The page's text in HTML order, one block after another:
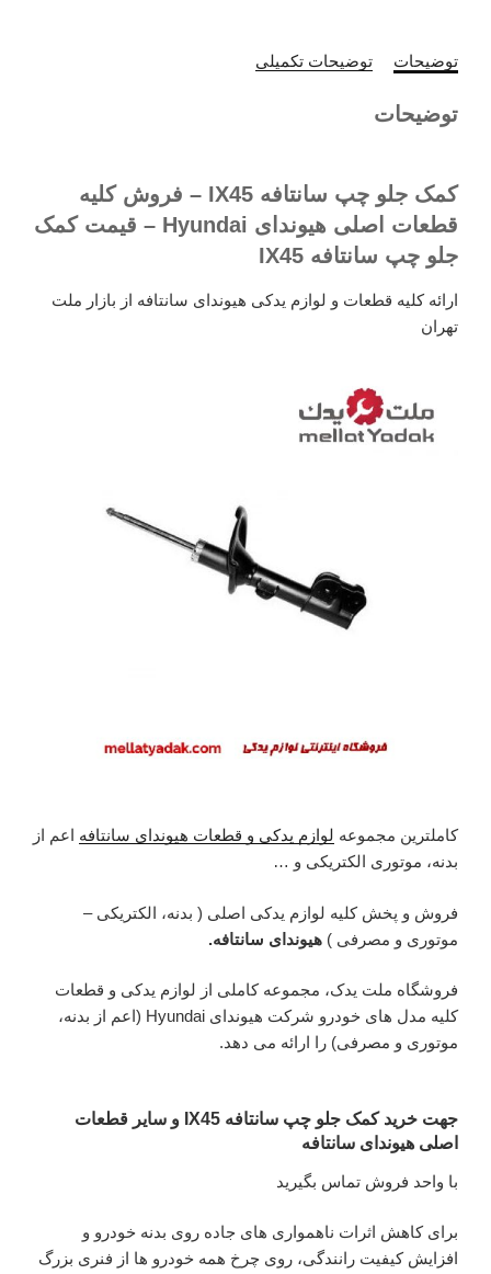
توضیحات توضیحات تکمیلی
توضیحات
کمک جلو چپ سانتافه IX45 – فروش کلیه
قطعات اصلی هیوندای Hyundai – قیمت کمک
جلو چپ سانتافه IX45
ارائه کلیه قطعات و لوازم یدکی هیوندای سانتافه از بازار ملت
تهران
کاملترین مجموعه لوازم یدکی و قطعات هیوندای سانتافه اعم از
بدنه، موتوری الکتریکی و …
فروش و پخش کلیه لوازم یدکی اصلی ( بدنه، الکتریکی –
موتوری و مصرفی ) هیوندای سانتافه.
فروشگاه ملت یدک، مجموعه کاملی از لوازم یدکی و قطعات
کلیه مدل های خودرو شرکت هیوندای Hyundai (اعم از بدنه،
موتوری و مصرفی) را ارائه می دهد.
جهت خرید کمک جلو چپ سانتافه IX45 و سایر قطعات
اصلی هیوندای سانتافه
با واحد فروش تماس بگیرید
برای کاهش اثرات ناهمواری های جاده روی بدنه خودرو و
افزایش کیفیت رانندگی، روی چرخ همه خودرو ها از فنری بزرگ